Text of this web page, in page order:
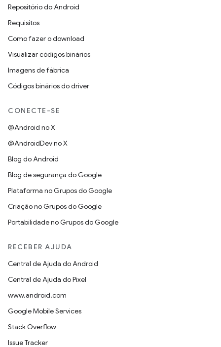
Repositório do Android
Requisitos
Como fazer o download
Visualizar códigos binários
Imagens de fábrica
Códigos binários do driver
CONECTE-SE
@Android no X
@AndroidDev no X
Blog do Android
Blog de segurança do Google
Plataforma no Grupos do Google
Criação no Grupos do Google
Portabilidade no Grupos do Google
RECEBER AJUDA
Central de Ajuda do Android
Central de Ajuda do Pixel
www.android.com
Google Mobile Services
Stack Overflow
Issue Tracker